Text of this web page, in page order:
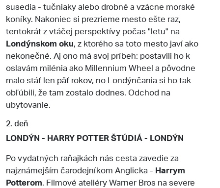
susedia - tučniaky alebo drobné a vzácne morské
koníky. Nakoniec si prezrieme mesto ešte raz,
tentokrát z vtáčej perspektívy počas "letu" na
Londýnskom oku, z ktorého sa toto mesto javí ako
nekonečné. Aj ono má svoj príbeh: postavili ho k
oslavám milénia ako Millennium Wheel a pôvodne
malo stáť len päť rokov, no Londýnčania si ho tak
obľúbili, že tam zostalo dodnes. Odchod na
ubytovanie.
2. deň
LONDÝN - HARRY POTTER ŠTÚDIÁ - LONDÝN
Po vydatných raňajkách nás cesta zavedie za
najznámejším čarodejníkom Anglicka - Harrym
Potterom. Filmové ateliéry Warner Bros na severe